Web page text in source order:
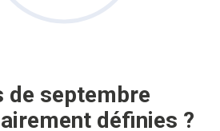
de septembre
définies ?